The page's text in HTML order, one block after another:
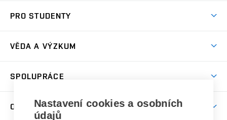
Koleje
Sport na VUT
Brno
Dny otevřených dveří
Celoživotní vzdělávání
E-přihláška
PRO STUDENTY
Harmonogram akademického roku
Závěrečné práce
Doktorské studium
Zpracování osobních údajů studentů
Sociální bezpečí
Studium bez bariér
Podpora podnikání
VĚDA A VÝZKUM
Mezinárodní vědecká rada
SPOLUPRÁCE
Zahraniční spolupráce
O UNIVERZITĚ
Nastavení cookies a osobních
údajů